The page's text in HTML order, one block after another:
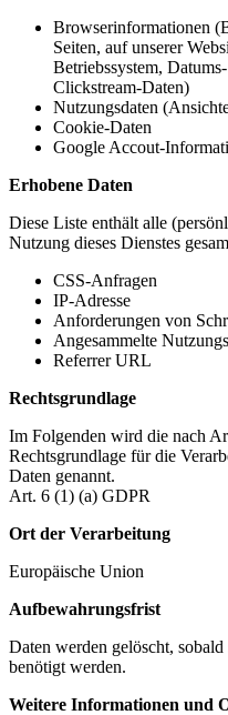
Browserinformationen
Seiten, auf unserer
Betriebssystem,
Clickstream-Daten)
Nutzungsdaten
Cookie-Daten
Google Accout-
Erhobene Daten
Diese Liste enthält alle
Nutzung dieses Dienstes
CSS-Anfragen
IP-Adresse
Anforderungen von
Angesammelte
Referrer URL
Rechtsgrundlage
Im Folgenden wird die nach
Rechtsgrundlage für die
Daten genannt.
Art. 6 (1) (a) GDPR
Ort der Verarbeitung
Europäische Union
Aufbewahrungsfrist
Daten werden gelöscht,
benötigt werden.
Weitere Informationen und